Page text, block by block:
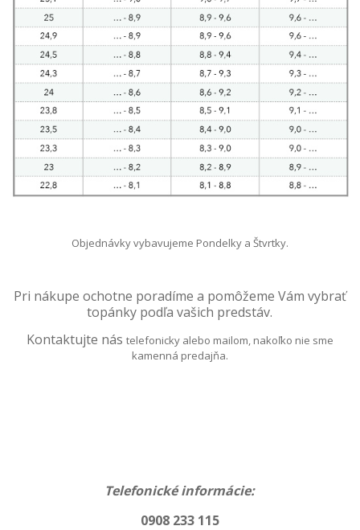
Objednávky vybavujeme Pondelky a Štvrtky.
Pri nákupe ochotne poradíme a pomôžeme Vám vybrať
topánky podľa vašich predstáv.
Kontaktujte nás telefonicky alebo mailom, nakoľko nie sme
kamenná predajňa.
Telefonické informácie:
0908 233 115